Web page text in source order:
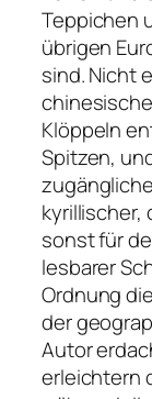
Teppichen
übrigen
sind. Nicht
Klöppeln
Spitzen,
kyrillischer,
sonst für
lesbarer
Ordnung
der
Autor
erleichtern